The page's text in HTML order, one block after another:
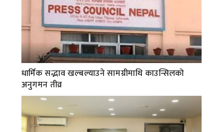
धार्मिक सद्भाव खल्बल्याउने सामग्रीमाथि काउन्सिलको
अनुगमन तीव्र